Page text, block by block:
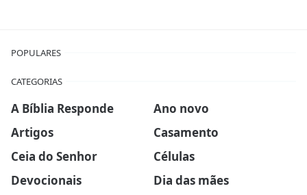
POPULARES
CATEGORIAS
A Bíblia Responde
Ano novo
Artigos
Casamento
Ceia do Senhor
Células
Devocionais
Dia das mães